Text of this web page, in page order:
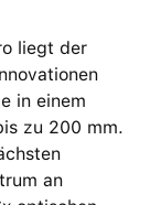
liegt der
in einem
zu 200 mm.
an